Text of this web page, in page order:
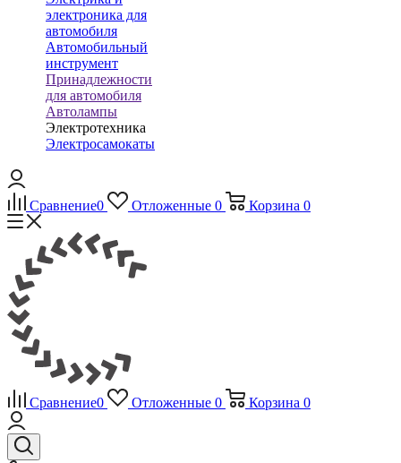
электроника для
автомобиля
Автомобильный
инструмент
Принадлежности
для автомобиля
Автолампы
Электротехника
Электросамокаты
Сравнение0 Отложенные 0 Корзина 0
Сравнение0 Отложенные 0 Корзина 0